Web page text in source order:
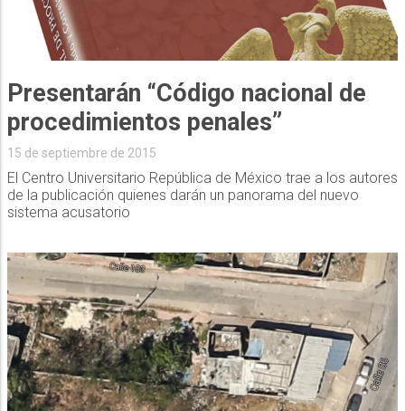
Presentarán “Código nacional de
procedimientos penales”
15 de septiembre de 2015
El Centro Universitario República de México trae a los autores
de la publicación quienes darán un panorama del nuevo
sistema acusatorio